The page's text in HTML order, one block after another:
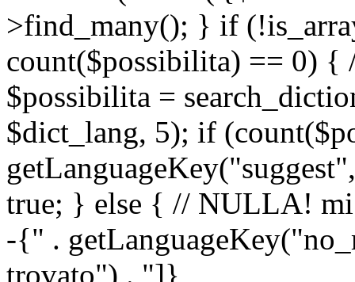
>find_many(); } if
count($possibilita) == 0) {
$possibilita =
$dict_lang, 5); if
true; } else { // NULLA! mi
-{" .
trovato") . "]}